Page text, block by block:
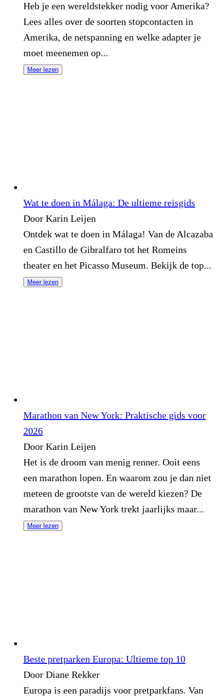
Heb je een wereldstekker nodig voor Amerika?
Lees alles over de soorten stopcontacten in
Amerika, de netspanning en welke adapter je
moet meenemen op...
Meer lezen
Wat te doen in Málaga: De ultieme reisgids
Door Karin Leijen
Ontdek wat te doen in Málaga! Van de Alcazaba
en Castillo de Gibralfaro tot het Romeins
theater en het Picasso Museum. Bekijk de top...
Meer lezen
Marathon van New York: Praktische gids voor
2026
Door Karin Leijen
Het is de droom van menig renner. Ooit eens
een marathon lopen. En waarom zou je dan niet
meteen de grootste van de wereld kiezen? De
marathon van New York trekt jaarlijks maar...
Meer lezen
Beste pretparken Europa: Ultieme top 10
Door Diane Rekker
Europa is een paradijs voor pretparkfans. Van